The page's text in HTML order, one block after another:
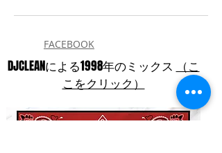
FACEBOOK
DJCLEANによる1998年のミックス
（こ
こをクリック）